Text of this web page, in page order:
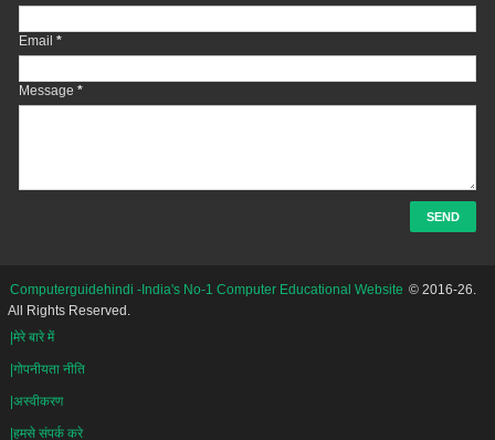
Email *
Message *
Computerguidehindi -India's No-1 Computer Educational Website © 2016-26.
All Rights Reserved.
|मेरे बारे में
|गोपनीयता नीति
|अस्वीकरण
|हमसे संपर्क करे